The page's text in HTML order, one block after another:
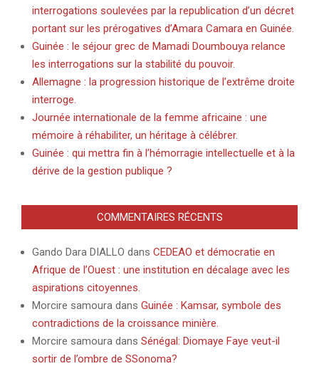
interrogations soulevées par la republication d’un décret
portant sur les prérogatives d’Amara Camara en Guinée.
Guinée : le séjour grec de Mamadi Doumbouya relance
les interrogations sur la stabilité du pouvoir.
Allemagne : la progression historique de l’extrême droite
interroge.
Journée internationale de la femme africaine : une
mémoire à réhabiliter, un héritage à célébrer.
Guinée : qui mettra fin à l’hémorragie intellectuelle et à la
dérive de la gestion publique ?
COMMENTAIRES RÉCENTS
Gando Dara DIALLO dans CEDEAO et démocratie en
Afrique de l’Ouest : une institution en décalage avec les
aspirations citoyennes.
Morcire samoura dans Guinée : Kamsar, symbole des
contradictions de la croissance minière.
Morcire samoura dans Sénégal: Diomaye Faye veut-il
sortir de l’ombre de SSonoma?